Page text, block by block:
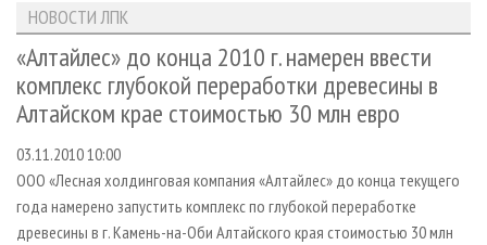
ЛЕСОЗАГОТОВКА
ЛЕСОПИЛЕНИЕ
ДЕРЕВООБРАБОТКА
СУШКА ДРЕВЕСИНЫ
ПРОИЗВОДСТВО ДРЕВЕСНЫХ ПЛИТ
ДЕРЕВЯННОЕ ДОМОСТРОЕНИЕ
ПРОИЗВОДСТВО МЕБЕЛИ
НОВОСТИ ЛПК
НОВОСТИ ЖУРНАЛА
НОВОСТИ КОМПАНИЙ
АНАЛИТИКА
ПРЕДПРИЯТИЯ ЛПК
ЛЕСНЫЕ РЕГИОНЫ РОССИИ
ПЕРСОНЫ
МОБИЛЬНЫЕ ВЫСТАВКИ
ОФИЦИАЛЬНЫЕ ДЕЛЕГАЦИИ
ПРИОРИТЕТНЫЕ ИНВЕСТПРОЕКТЫ
АРХИВ
АРХИВ ЖУРНАЛОВ
СТАТЬИ
О ЖУРНАЛЕ
ПОДПИСКА
КОНТАКТЫ
РЕКЛАМОДАТЕЛЯМ
РЕКЛАМА
РЕКЛАМА НА САЙТЕ
НОВОСТИ ЛПК
«Алтайлес» до конца 2010 г. намерен ввести
комплекс глубокой переработки древесины в
Алтайском крае стоимостью 30 млн евро
03.11.2010 10:00
ООО «Лесная холдинговая компания «Алтайлес» до конца текущего
года намерено запустить комплекс по глубокой переработке
древесины в г. Камень-на-Оби Алтайского края стоимостью 30 млн